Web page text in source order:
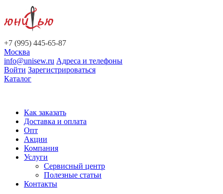
+7 (995) 445-65-87
Москва
info@unisew.ru Адреса и телефоны
Войти Зарегистрироваться
Каталог
Как заказать
Доставка и оплата
Опт
Акции
Компания
Услуги
Сервисный центр
Полезные статьи
Контакты